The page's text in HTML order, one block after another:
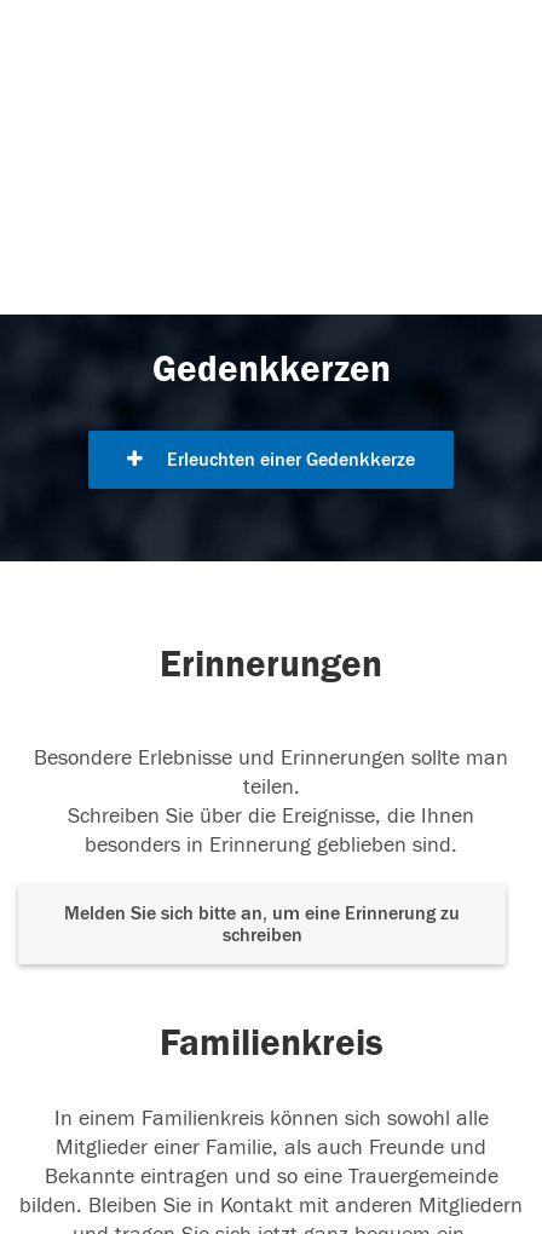
Gedenkkerzen
Erleuchten einer Gedenkkerze
Erinnerungen
Besondere Erlebnisse und Erinnerungen sollte man
teilen.
Schreiben Sie über die Ereignisse, die Ihnen
besonders in Erinnerung geblieben sind.
Melden Sie sich bitte an, um eine Erinnerung zu
schreiben
Familienkreis
In einem Familienkreis können sich sowohl alle
Mitglieder einer Familie, als auch Freunde und
Bekannte eintragen und so eine Trauergemeinde
bilden. Bleiben Sie in Kontakt mit anderen Mitgliedern